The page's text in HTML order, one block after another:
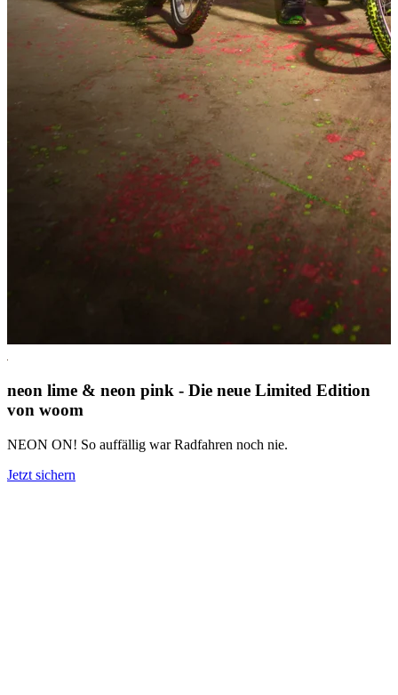
neon lime & neon pink - Die neue Limited Edition
von woom
NEON ON! So auffällig war Radfahren noch nie.
Jetzt sichern